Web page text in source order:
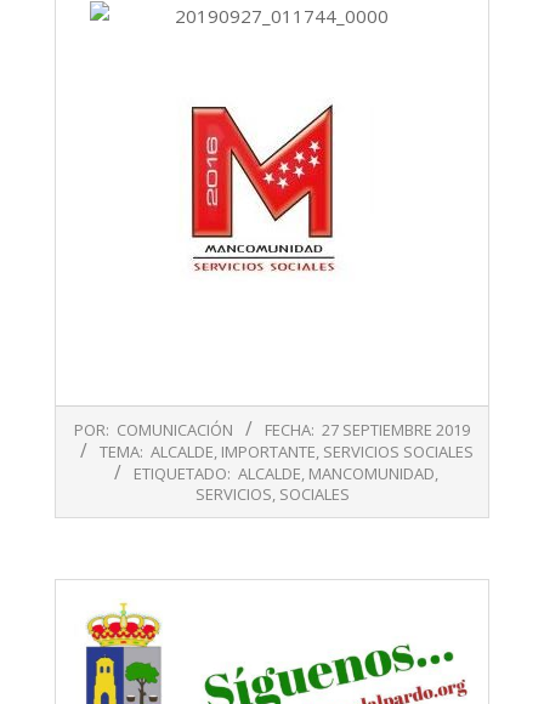
09-
POR: COMUNICACIÓN FECHA: 27 SEPTIEMBRE 2019
TEMA: ALCALDE, IMPORTANTE, SERVICIOS SOCIALES
ETIQUETADO: ALCALDE, MANCOMUNIDAD,
SERVICIOS, SOCIALES